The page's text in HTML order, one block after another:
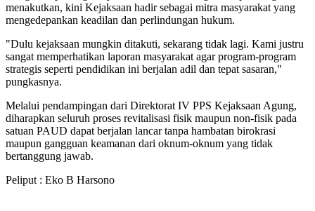
menakutkan, kini Kejaksaan hadir sebagai mitra masyarakat yang
mengedepankan keadilan dan perlindungan hukum.
​"Dulu kejaksaan mungkin ditakuti, sekarang tidak lagi. Kami justru
sangat memperhatikan laporan masyarakat agar program-program
strategis seperti pendidikan ini berjalan adil dan tepat sasaran,"
pungkasnya.
​Melalui pendampingan dari Direktorat IV PPS Kejaksaan Agung,
diharapkan seluruh proses revitalisasi fisik maupun non-fisik pada
satuan PAUD dapat berjalan lancar tanpa hambatan birokrasi
maupun gangguan keamanan dari oknum-oknum yang tidak
bertanggung jawab.
Peliput : Eko B Harsono